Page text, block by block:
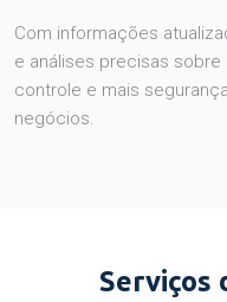
Com informações
e análises precisas
controle e mais
negócios.
Serviços